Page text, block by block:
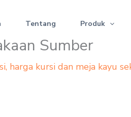
Tentang Produk
Sumber
, harga kursi dan meja kayu